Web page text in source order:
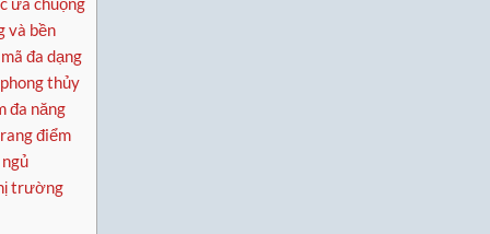
và bền
đa dạng
thủy
đa năng
điểm
trường